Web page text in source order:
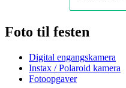
Foto til festen
Digital engangskamera
Instax / Polaroid kamera
Fotoopgaver